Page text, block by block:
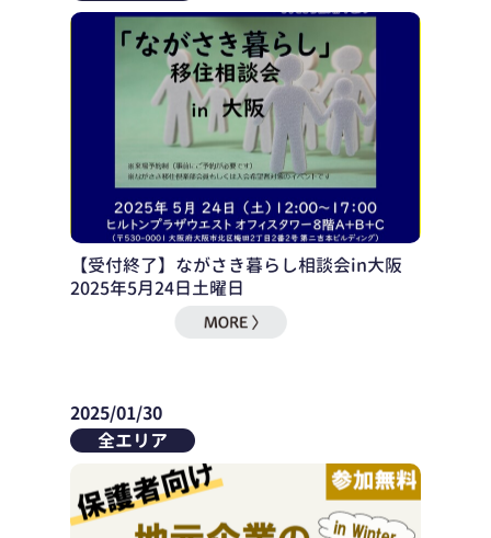
【受付終了】ながさき暮らし相談会in大阪
2025年5月24日土曜日
2025/01/30
全エリア